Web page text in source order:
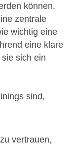
können.
zentrale
wichtig eine
eine klare
sich ein
sind,
vertrauen,